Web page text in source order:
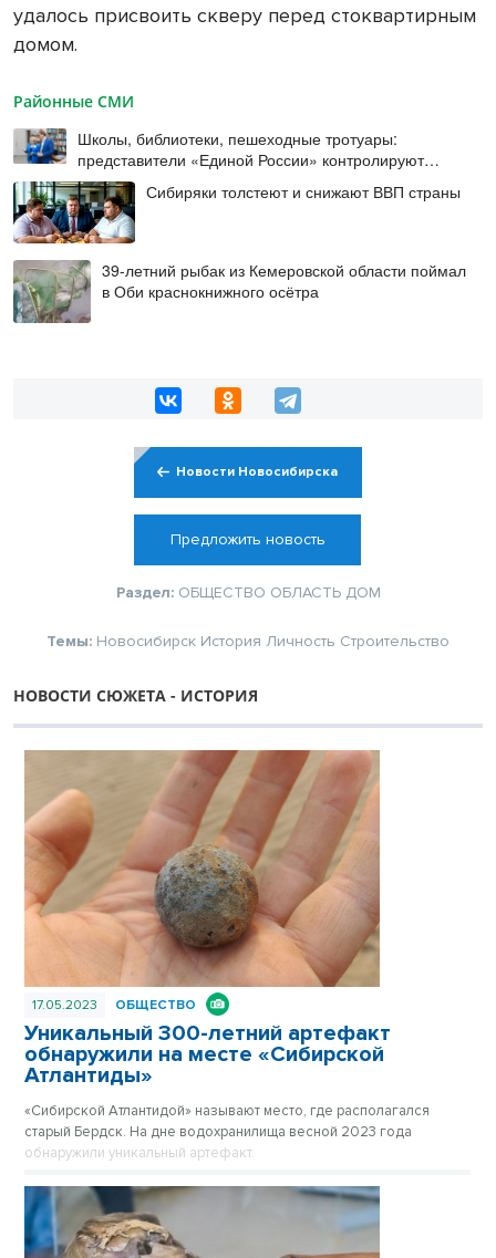
удалось присвоить скверу перед стоквартирным
домом.
Районные СМИ
Школы, библиотеки, пешеходные тротуары:
представители «Единой России» контролируют
работы на социальных объектах
Сибиряки толстеют и снижают ВВП страны
39-летний рыбак из Кемеровской области поймал
в Оби краснокнижного осётра
Новости Новосибирска
Предложить новость
Раздел: ОБЩЕСТВО ОБЛАСТЬ ДОМ
Темы: Новосибирск История Личность Строительство
НОВОСТИ СЮЖЕТА - ИСТОРИЯ
17.05.2023 ОБЩЕСТВО
Уникальный 300-летний артефакт
обнаружили на месте «Сибирской
Атлантиды»
«Сибирской Атлантидой» называют место, где располагался
старый Бердск. На дне водохранилища весной 2023 года
обнаружили уникальный артефакт.